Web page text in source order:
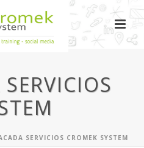
SERVICIOS CROMEK SYSTEM